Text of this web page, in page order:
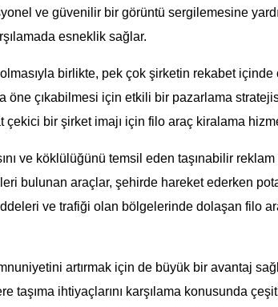
ve güvenilir bir görüntü sergilemesine
esneklik sağlar.
birlikte, pek çok şirketin rekabet içinde
öne çıkabilmesi için etkili bir pazarlama
çekici bir şirket imajı için filo araç kiralama
ve köklülüğünü temsil eden taşınabilir
bulunan araçlar, şehirde hareket ederken
ve trafiği olan bölgelerinde dolaşan filo
artırmak için de büyük bir avantaj
taşıma ihtiyaçlarını karşılama konusunda